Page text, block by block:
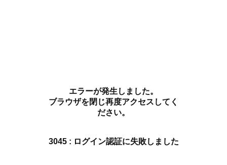
エラーが発生しました。
ブラウザを閉じ再度アクセスしてく
ださい。
3045 : ログイン認証に失敗しました